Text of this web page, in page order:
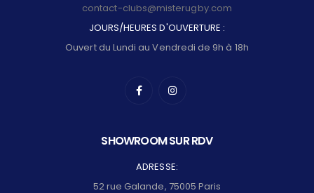
contact-clubs@misterugby.com
JOURS/HEURES D'OUVERTURE :
Ouvert du Lundi au Vendredi de 9h à 18h
SHOWROOM SUR RDV
ADRESSE:
52 rue Galande, 75005 Paris